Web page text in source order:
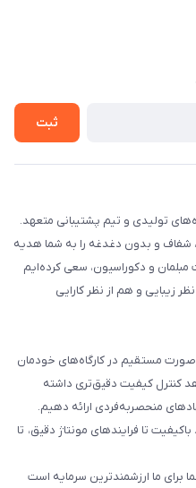
ثبت
تولیدی و تیم پشتیبانی متعهد.
و بدون دغدغه را به شما هدیه
و دکوراسیون، سعی کرده‌ایم
زیبایی و هم از نظر کارایی
مستقیم در کارگاه‌های خودمان
کنترل کیفیت دقیق‌تری داشته
منحصربه‌فردی ارائه دهیم.
تا فرایندهای مونتاژ دقیق، تا
ما ارزشمندترین سرمایه است